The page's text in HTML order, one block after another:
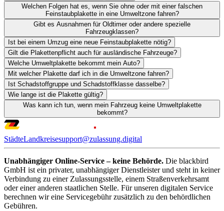
Welchen Folgen hat es, wenn Sie ohne oder mit einer falschen
Feinstaubplakette in eine Umweltzone fahren?
Gibt es Ausnahmen für Oldtimer oder andere spezielle
Fahrzeugklassen?
Ist bei einem Umzug eine neue Feinstaubplakette nötig?
Gilt die Plakettenpflicht auch für ausländische Fahrzeuge?
Welche Umweltplakette bekommt mein Auto?
Mit welcher Plakette darf ich in die Umweltzone fahren?
Ist Schadstoffgruppe und Schadstoffklasse dasselbe?
Wie lange ist die Plakette gültig?
Was kann ich tun, wenn mein Fahrzeug keine Umweltplakette
bekommt?
StädteLandkreisesupport@zulassung.digital
Unabhängiger Online-Service – keine Behörde. Die blackbird
GmbH ist ein privater, unabhängiger Dienstleister und steht in keiner
Verbindung zu einer Zulassungsstelle, einem Straßenverkehrsamt
oder einer anderen staatlichen Stelle. Für unseren digitalen Service
berechnen wir eine Servicegebühr zusätzlich zu den behördlichen
Gebühren.